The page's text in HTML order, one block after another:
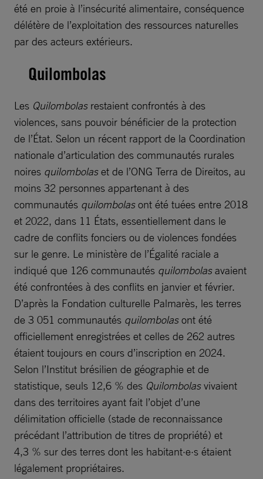
été en proie à l’insécurité alimentaire, conséquence
délétère de l’exploitation des ressources naturelles
par des acteurs extérieurs.
Quilombolas
Les Quilombolasrestaient confrontés à des
violences, sans pouvoir bénéficier de la protection
de l’État. Selon un récent rapport de la Coordination
nationale d’articulation des communautés rurales
noires quilombolaset de l’ONG Terra de Direitos, au
moins 32 personnes appartenant à des
communautés quilombolasont été tuées entre 2018
et 2022, dans 11 États, essentiellement dans le
cadre de conflits fonciers ou de violences fondées
sur le genre. Le ministère de l’Égalité raciale a
indiqué que 126 communautés quilombolasavaient
été confrontées à des conflits en janvier et février.
D’après la Fondation culturelle Palmarès, les terres
de 3 051 communautés quilombolasont été
officiellement enregistrées et celles de 262 autres
étaient toujours en cours d’inscription en 2024.
Selon l’Institut brésilien de géographie et de
statistique, seuls 12,6 % des Quilombolasvivaient
dans des territoires ayant fait l’objet d’une
délimitation officielle (stade de reconnaissance
précédant l’attribution de titres de propriété) et
4,3 % sur des terres dont les habitant·e·s étaient
légalement propriétaires.